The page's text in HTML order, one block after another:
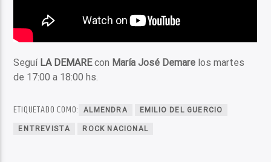
Seguí LA DEMAREcon María José Demare los martes
de 17:00 a 18:00 hs.
ETIQUETADO COMO: ALMENDRA EMILIO DEL GUERCIO
ENTREVISTA ROCK NACIONAL